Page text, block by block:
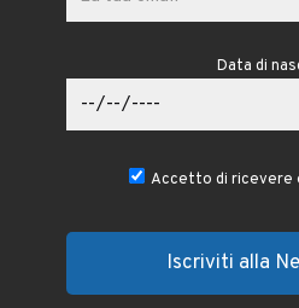
Data di
Accetto di ricevere